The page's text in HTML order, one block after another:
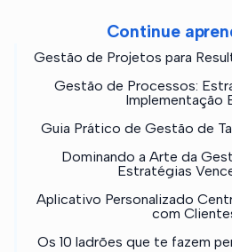
Continue
Gestão de Projetos para
Gestão de Processos:
Implementação
Guia Prático de Gestão de
Dominando a Arte da
Estratégias
Aplicativo Personalizado
com
Os 10 ladrões que te fazem